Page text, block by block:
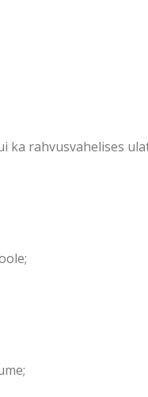
ka rahvusvahelises